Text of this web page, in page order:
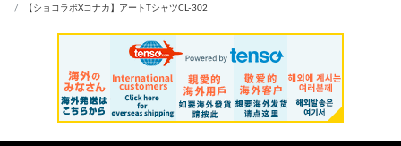
【ショコラボXコナカ】アートTシャツCL-302